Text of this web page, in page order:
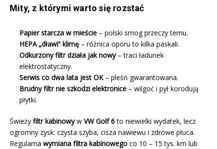
Mity, z którymi warto się rozstać
Papier starcza w mieście – polski smog przeczy temu.
HEPA „dławi” klimę – różnica oporu to kilka paskali.
Odkurzony filtr działa jak nowy– traci ładunek
elektrostatyczny.
Serwis co dwa lata jest OK– pleśń gwarantowana.
Brudny filtr nie szkodzi elektronice – wilgoć i pył korodują
płytki.
Świeży filtr kabinowyw VW Golf 6to niewielki wydatek, lecz
ogromny zysk: czysta szyba, cisza nawiewu i zdrowe płuca.
Regularna wymiana filtra kabinowego co 10 – 15 tys. km lub